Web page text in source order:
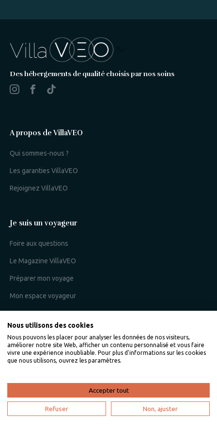
Des hébergements de qualité choisis par nos soins
A propos de VillaVEO
Qui sommes-nous ?
Les garanties VillaVEO
Rejoignez VillaVEO
Je suis un voyageur
Foire aux questions
Le Magazine VillaVEO
Préparer mon voyage
Mon espace voyageur
L'expertise VillaVEO
Mon espace propriétaire
Nous utilisons des cookies
Nous pouvons les placer pour analyser les données de nos visiteurs,
améliorer notre site Web, afficher un contenu personnalisé et vous faire
vivre une expérience inoubliable. Pour plus d'informations sur les cookies
que nous utilisons, ouvrez les paramètres.
Accepter tout
Refuser Non, ajuster